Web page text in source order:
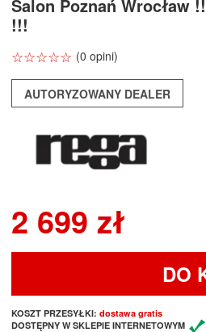
Salon Poznań Wrocław
!!!
☆☆☆☆☆
★★★★★ (0 opini)
AUTORYZOWANY DEALER
2 699 zł
DO
KOSZT PRZESYŁKI: dostawa gratis
DOSTĘPNY W SKLEPIE INTERNETOWYM